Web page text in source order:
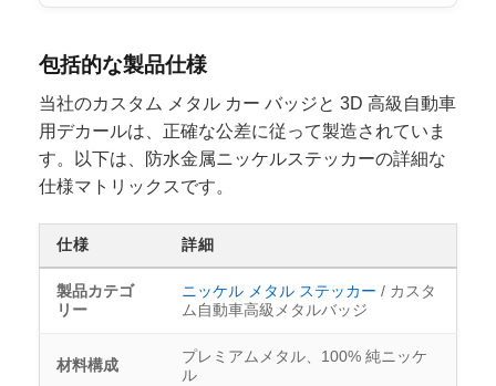
包括的な製品仕様
当社のカスタム メタル カー バッジと 3D 高級自動車
用デカールは、正確な公差に従って製造されていま
す。以下は、防水金属ニッケルステッカーの詳細な
仕様マトリックスです。
仕様 詳細
製品カテゴ
リー
ニッケル メタル ステッカー / カスタ
ム自動車高級メタルバッジ
材料構成
プレミアムメタル、100% 純ニッケ
ル